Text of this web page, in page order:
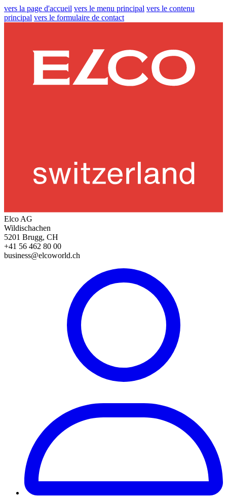
vers la page d'accueil vers le menu principal vers le contenu
principal vers le formulaire de contact
Elco AG
Wildischachen
5201 Brugg, CH
+41 56 462 80 00
business@elcoworld.ch